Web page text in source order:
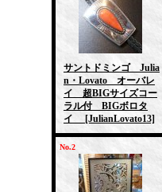
サントドミンゴ Julia
n・Lovato オーバレ
イ 超BIGサイズコー
ラル付 BIGボロタ
イ
[JulianLovato13]
No.2